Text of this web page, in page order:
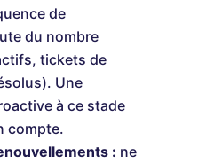
de
du nombre
tickets de
Une
à ce stade
compte.
: ne